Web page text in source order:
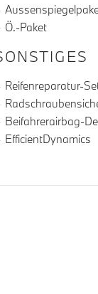
Ö.-Paket
Reifenreparatur-
Beifahrerairbag-
EfficientDynamics